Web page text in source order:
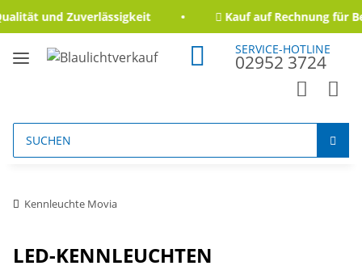
und Zuverlässigkeit Kauf auf Rechnung für
SERVICE-HOTLINE
02952 3724
Kennleuchte Movia
LED-KENNLEUCHTEN